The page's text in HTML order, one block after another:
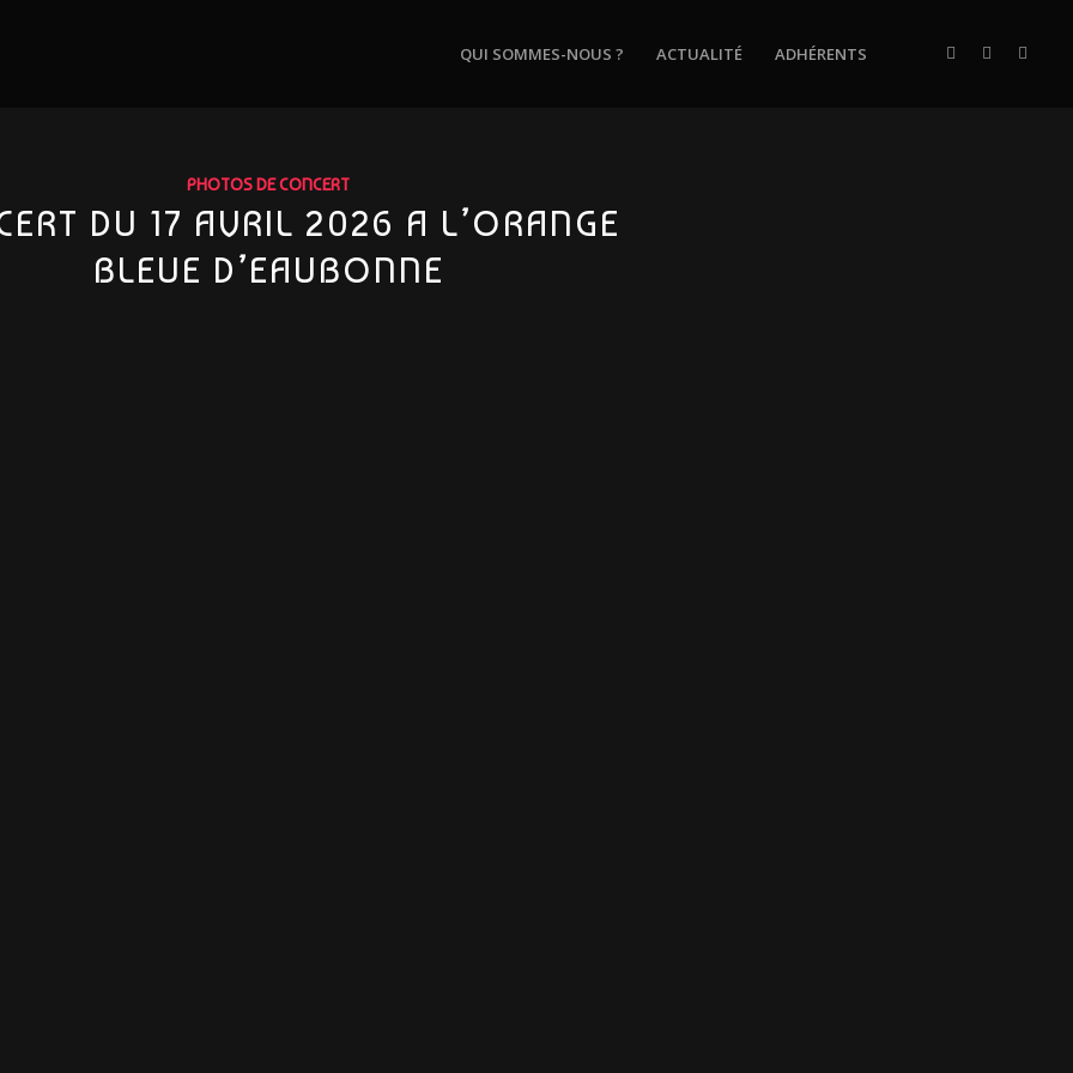
QUI SOMMES-NOUS ? ACTUALITÉ ADHÉRENTS
PHOTOS DE CONCERT
DU 17 AVRIL 2026 A L’ORANGE
BLEUE D’EAUBONNE